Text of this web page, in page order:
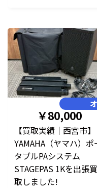
￥80,000
【買取実績｜西宮市】
YAMAHA（ヤマハ）ポ
タブルPAシステム
STAGEPAS 1Kを出張買
取しました!